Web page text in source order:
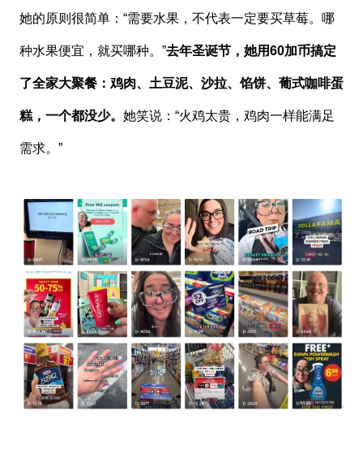
她的原则很简单：“需要水果，不代表一定要买草莓。哪
种水果便宜，就买哪种。”去年圣诞节，她用60加币搞定
了全家大聚餐：鸡肉、土豆泥、沙拉、馅饼、葡式咖啡蛋
糕，一个都没少。 她笑说：“火鸡太贵，鸡肉一样能满足
需求。”